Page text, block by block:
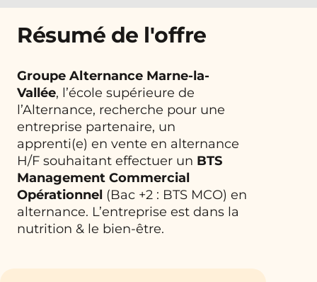
Résumé de l'offre
Groupe Alternance Marne-la-
Vallée, l’école supérieure de
l’Alternance, recherche pour une
entreprise partenaire, un
apprenti(e) en vente en alternance
H/F souhaitant effectuer un BTS
Management Commercial
Opérationnel (Bac +2 : BTS MCO) en
alternance. L’entreprise est dans la
nutrition & le bien-être.